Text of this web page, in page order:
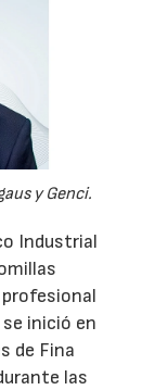
y Genci.
Industrial
profesional
inició en
de Fina
las